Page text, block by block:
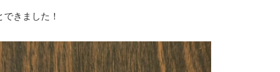
きました！